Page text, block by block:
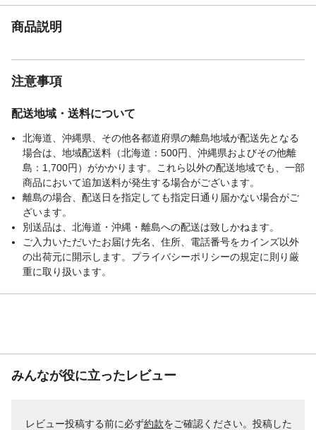
商品説明
注意事項
配送地域・送料について
北海道、沖縄県、その他各都道府県の離島地域が配送先となる
場合は、地域配送料（北海道：500円、沖縄県およびその他離
島：1,700円）がかかります。これら以外の配送地域でも、一部
商品において追加送料が発生する場合がございます。
離島の場合、配送日を指定しても指定日通り届かない場合がご
ざいます。
別送品は、北海道・沖縄・離島への配送は致しかねます。
ご入力いただいたお届け先名、住所、電話番号をカインズ以外
の出荷元に開示します。プライバシーポリシーの規定に則り厳
重に取り扱います。
みんなが役に立ったレビュー
レビュー投稿する前に必ず約款をご確認ください。投稿した